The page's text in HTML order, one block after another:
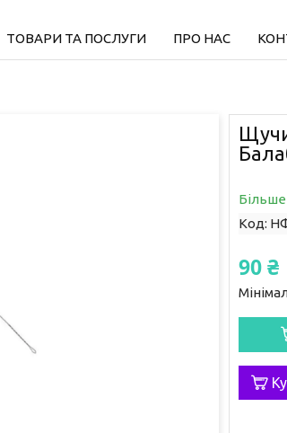
ТОВАРИ ТА ПОСЛУГИ ПРО НАС
Код:
90 ₴